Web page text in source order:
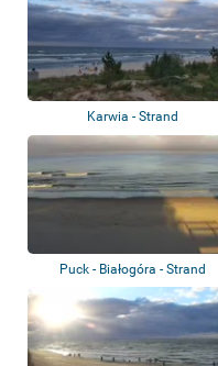
Karwia - Strand
Puck - Białogóra - Strand